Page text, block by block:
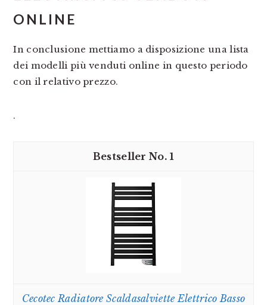
ONLINE
In conclusione mettiamo a disposizione una lista
dei modelli più venduti online in questo periodo
con il relativo prezzo.
.
1
Cecotec Radiatore Scaldasalviette Elettrico Basso